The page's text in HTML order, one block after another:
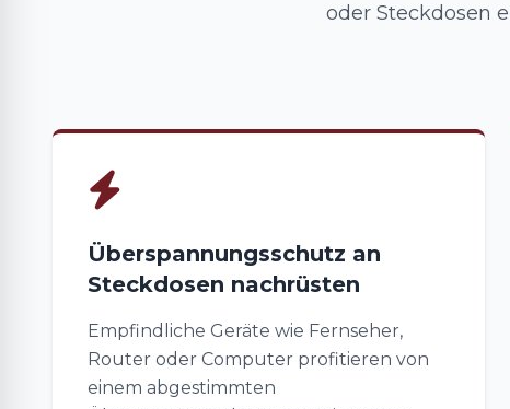
oder Steckdosen
Überspannungsschutz an
Steckdosen nachrüsten
Empfindliche Geräte wie Fernseher,
Router oder Computer profitieren von
einem abgestimmten